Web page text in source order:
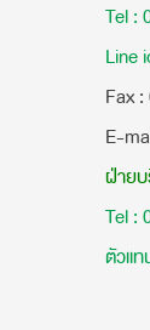
Tel :
Line
​Fax
E-
ฝ่าย
Tel :
ตัวแ